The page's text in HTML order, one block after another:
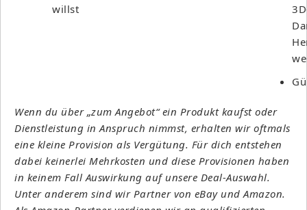
willst
Wenn du über „zum Angebot“ ein Produkt kaufst oder
Dienstleistung in Anspruch nimmst, erhalten wir oftmals
eine kleine Provision als Vergütung. Für dich entstehen
dabei keinerlei Mehrkosten und diese Provisionen haben
in keinem Fall Auswirkung auf unsere Deal-Auswahl.
Unter anderem sind wir Partner von eBay und Amazon.